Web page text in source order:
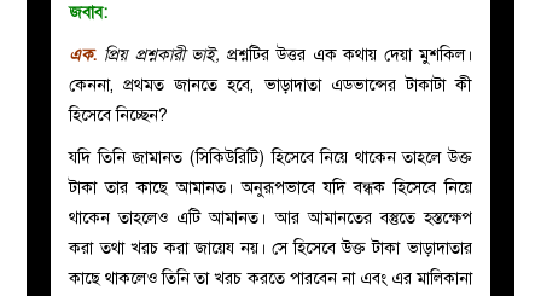
ইসলাহী
মজলিস
করুন
জবাব:
এক. প্রিয় প্রশ্নকারী ভাই, প্রশ্নটির উত্তর এক কথায় দেয়া মুশকিল।
কেননা, প্রথমত জানতে হবে, ভাড়াদাতা এডভান্সের টাকাটা কী
হিসেবে নিচ্ছেন?
যদি তিনি জামানত (সিকিউরিটি) হিসেবে নিয়ে থাকেন তাহলে উক্ত
টাকা তার কাছে আমানত। অনুরূপভাবে যদি বন্ধক হিসেবে নিয়ে
থাকেন তাহলেও এটি আমানত। আর আমানতের বস্তুতে হস্তক্ষেপ
করা তথা খরচ করা জায়েয নয়। সে হিসেবে উক্ত টাকা ভাড়াদাতার
কাছে থাকলেও তিনি তা খরচ করতে পারবেন না এবং এর মালিকানা